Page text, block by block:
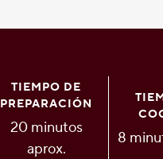
TIEMPO DE
PREPARACIÓN
20 minutos
aprox.
8